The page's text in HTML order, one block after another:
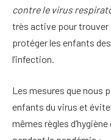
contre le virus
très active pour
protéger les enfants
l’infection.
Les mesures que nous
enfants du virus et
mêmes règles